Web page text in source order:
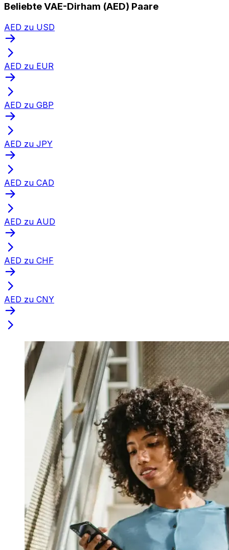
Beliebte VAE-Dirham (AED) Paare
AED zu USD
AED zu EUR
AED zu GBP
AED zu JPY
AED zu CAD
AED zu AUD
AED zu CHF
AED zu CNY